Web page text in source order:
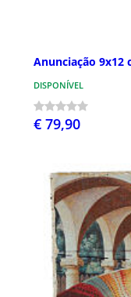
Anunciação 9x12
DISPONÍVEL
€ 79,90